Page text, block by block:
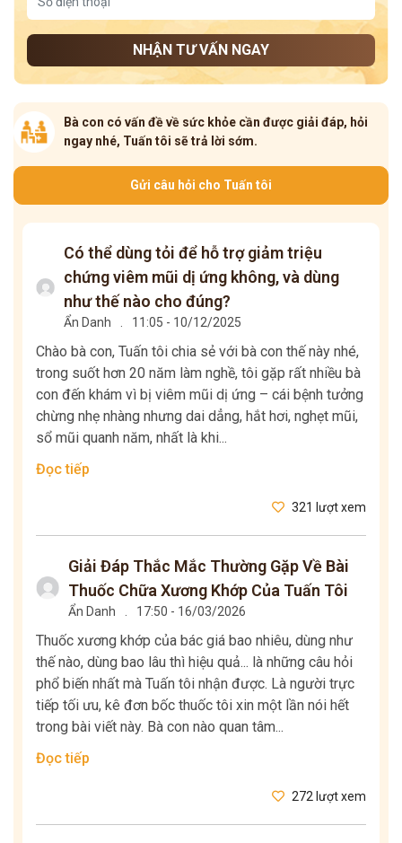
NHẬN TƯ VẤN NGAY
Bà con có vấn đề về sức khỏe cần được giải đáp, hỏi
ngay nhé, Tuấn tôi sẽ trả lời sớm.
Gửi câu hỏi cho Tuấn tôi
Có thể dùng tỏi để hỗ trợ giảm triệu
chứng viêm mũi dị ứng không, và dùng
như thế nào cho đúng?
Ẩn Danh . 11:05 - 10/12/2025
Chào bà con, Tuấn tôi chia sẻ với bà con thế này nhé,
trong suốt hơn 20 năm làm nghề, tôi gặp rất nhiều bà
con đến khám vì bị viêm mũi dị ứng – cái bệnh tưởng
chừng nhẹ nhàng nhưng dai dẳng, hắt hơi, nghẹt mũi,
sổ mũi quanh năm, nhất là khi...
Đọc tiếp
321 lượt xem
Giải Đáp Thắc Mắc Thường Gặp Về Bài
Thuốc Chữa Xương Khớp Của Tuấn Tôi
Ẩn Danh . 17:50 - 16/03/2026
Thuốc xương khớp của bác giá bao nhiêu, dùng như
thế nào, dùng bao lâu thì hiệu quả... là những câu hỏi
phổ biến nhất mà Tuấn tôi nhận được. Là người trực
tiếp tối ưu, kê đơn bốc thuốc tôi xin một lần nói hết
trong bài viết này. Bà con nào quan tâm...
Đọc tiếp
272 lượt xem